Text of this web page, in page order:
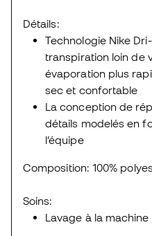
Détails:
Technologie Nike
transpiration loin de
évaporation plus
sec et confortable
La conception de
détails modelés en
l’équipe
Composition: 100%
Soins:
Lavage à la machine